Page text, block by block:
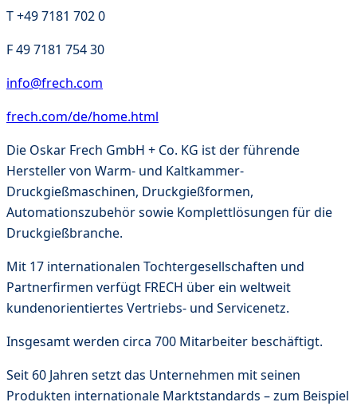
T+49 7181 702 0
F49 7181 754 30
info@frech.com
frech.com/de/home.html
Die Oskar Frech GmbH + Co. KG ist der führende
Hersteller von Warm- und Kaltkammer-
Druckgießmaschinen, Druckgießformen,
Automationszubehör sowie Komplettlösungen für die
Druckgießbranche.
Mit 17 internationalen Tochtergesellschaften und
Partnerfirmen verfügt FRECH über ein weltweit
kundenorientiertes Vertriebs- und Servicenetz.
Insgesamt werden circa 700 Mitarbeiter beschäftigt.
Seit 60 Jahren setzt das Unternehmen mit seinen
Produkten internationale Marktstandards – zum Beispiel